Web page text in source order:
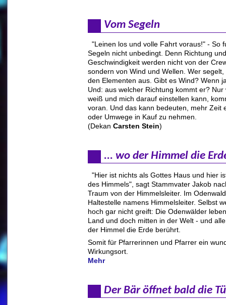
Vom Segeln
"Leinen los und volle Fahrt voraus!" - So
Segeln nicht unbedingt. Denn Richtung
Geschwindigkeit werden nicht von der
sondern von Wind und Wellen. Wer segelt,
den Elementen aus. Gibt es Wind? Wenn
Und: aus welcher Richtung kommt er? Nur
weiß und mich darauf einstellen kann,
voran. Und das kann bedeuten, mehr Zeit
oder Umwege in Kauf zu nehmen.
(DekanCarsten Stein)
... wo der Himmel die
"Hier ist nichts als Gottes Haus und hier
des Himmels", sagt Stammvater Jakob
Traum von der Himmelsleiter. Im
Haltestelle namens Himmelsleiter. Selbst
hoch gar nicht greift: Die Odenwälder
Land und doch mitten in der Welt - und
der Himmel die Erde berührt.
Somit für Pfarrerinnen und Pfarrer ein
Wirkungsort.
Mehr
Der Bär öffnet bald die